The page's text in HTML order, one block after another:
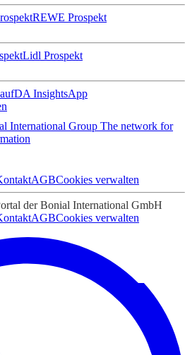
REWE Prospekt
Lidl Prospekt
InsightsApp
International Group The network for
AGBCookies verwalten
der Bonial International GmbH
AGBCookies verwalten